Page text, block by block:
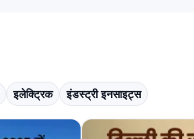
इलेक्ट्रिक इंडस्ट्री इनसाइट्स